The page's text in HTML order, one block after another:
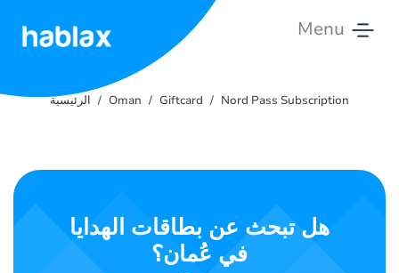
Menu
التسعير
تواصل
الرئيسية Oman Giftcard Nord Pass Subscription
هل تبحث عن بطاقات الهدايا
في عُمان؟